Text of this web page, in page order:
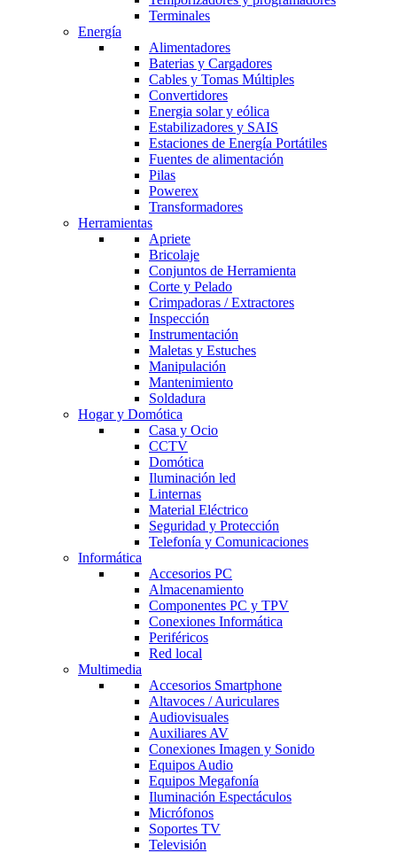
Terminales
Energía
Alimentadores
Baterias y Cargadores
Cables y Tomas Múltiples
Convertidores
Energia solar y eólica
Estabilizadores y SAIS
Estaciones de Energía Portátiles
Fuentes de alimentación
Pilas
Powerex
Transformadores
Herramientas
Apriete
Bricolaje
Conjuntos de Herramienta
Corte y Pelado
Crimpadoras / Extractores
Inspección
Instrumentación
Maletas y Estuches
Manipulación
Mantenimiento
Soldadura
Hogar y Domótica
Casa y Ocio
CCTV
Domótica
Iluminación led
Linternas
Material Eléctrico
Seguridad y Protección
Telefonía y Comunicaciones
Informática
Accesorios PC
Almacenamiento
Componentes PC y TPV
Conexiones Informática
Periféricos
Red local
Multimedia
Accesorios Smartphone
Altavoces / Auriculares
Audiovisuales
Auxiliares AV
Conexiones Imagen y Sonido
Equipos Audio
Equipos Megafonía
Iluminación Espectáculos
Micrófonos
Soportes TV
Televisión